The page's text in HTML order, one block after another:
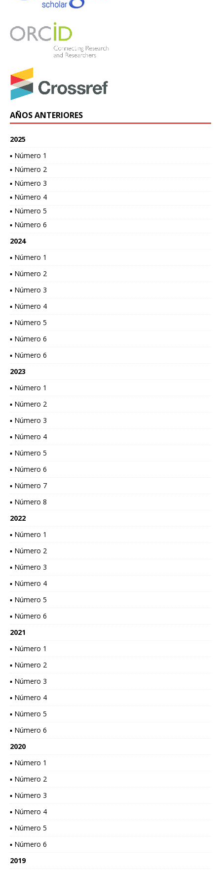
AÑOS ANTERIORES
2025
▪ Número 1
▪ Número 2
▪ Número 3
▪ Número 4
▪ Número 5
▪ Número 6
2024
▪ Número 1
▪ Número 2
▪ Número 3
▪ Número 4
▪ Número 5
▪ Número 6
▪ Número 6
2023
▪ Número 1
▪ Número 2
▪ Número 3
▪ Número 4
▪ Número 5
▪ Número 6
▪ Número 7
▪ Número 8
2022
▪ Número 1
▪ Número 2
▪ Número 3
▪ Número 4
▪ Número 5
▪ Número 6
2021
▪ Número 1
▪ Número 2
▪ Número 3
▪ Número 4
▪ Número 5
▪ Número 6
2020
▪ Número 1
▪ Número 2
▪ Número 3
▪ Número 4
▪ Número 5
▪ Número 6
2019